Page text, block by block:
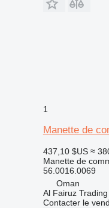
1
Manette de
437,10 $US ≈
Manette de
56.0016.0069
Oman
Al Fairuz
Contacter le